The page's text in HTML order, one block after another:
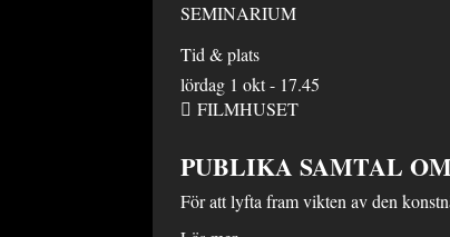
SEMINARIUM
Tid & plats
lördag 1 okt - 17.45
FILMHUSET
PUBLIKA SAMTAL
För att lyfta fram vikten av den